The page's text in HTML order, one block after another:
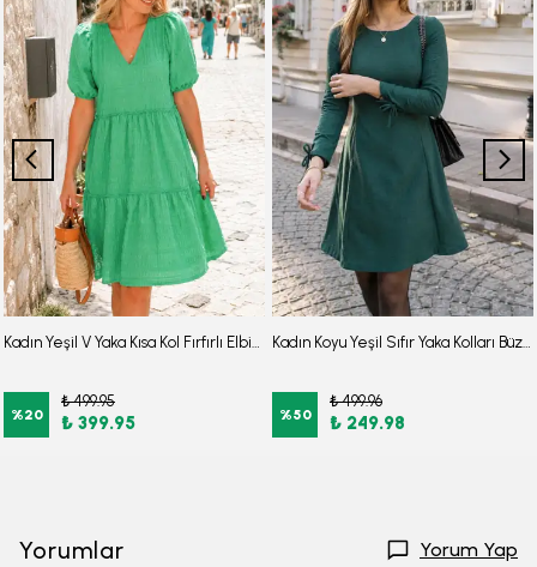
%20
₺ 499.95
₺ 399.95 %50
₺ 499.96
₺ 249.98
Yorumlar Yorum Yap